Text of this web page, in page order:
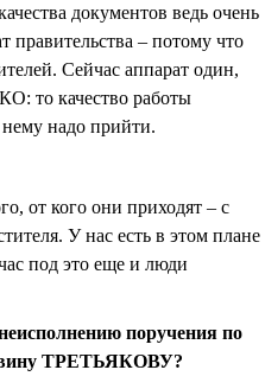
документов ведь очень
правительства – потому что
Сейчас аппарат один,
то качество работы
нему надо прийти.
от кого они приходят – с
У нас есть в этом плане
под это еще и люди
поручения по
вину ТРЕТЬЯКОВУ?